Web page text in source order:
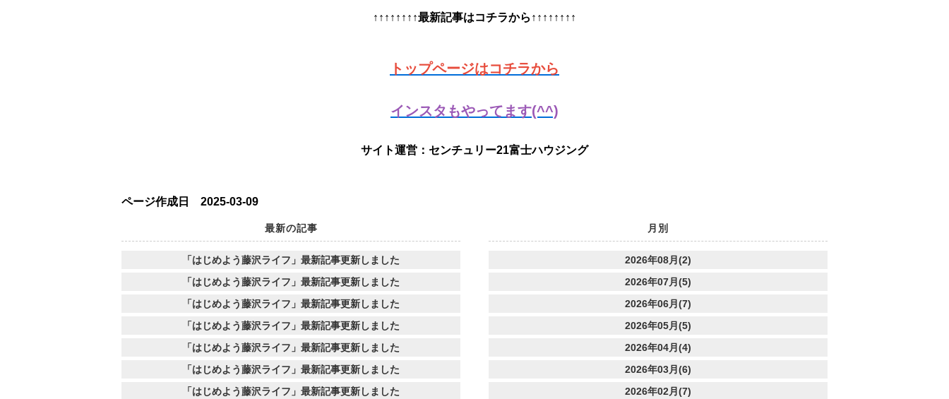
↑↑↑↑↑↑↑↑最新記事はコチラから↑↑↑↑↑↑↑↑
トップページはコチラから
インスタもやってます(^^)
サイト運営：センチュリー21富士ハウジング
ページ作成日 2025-03-09
最新の記事
「はじめよう藤沢ライフ」最新記事更新しました
「はじめよう藤沢ライフ」最新記事更新しました
「はじめよう藤沢ライフ」最新記事更新しました
「はじめよう藤沢ライフ」最新記事更新しました
「はじめよう藤沢ライフ」最新記事更新しました
「はじめよう藤沢ライフ」最新記事更新しました
「はじめよう藤沢ライフ」最新記事更新しました
月別
2026年08月(2)
2026年07月(5)
2026年06月(7)
2026年05月(5)
2026年04月(4)
2026年03月(6)
2026年02月(7)